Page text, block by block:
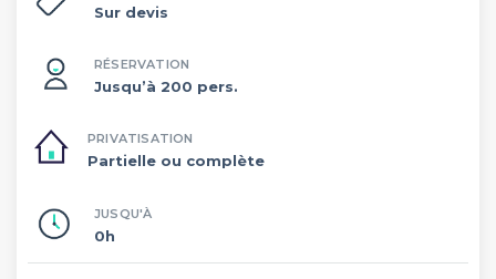
Sur devis
RÉSERVATION
Jusqu’à 200 pers.
PRIVATISATION
Partielle ou complète
JUSQU'À
0h